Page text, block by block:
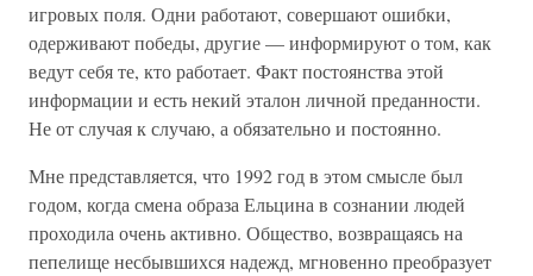
игровых поля. Одни работают, совершают ошибки,
одерживают победы, другие — информируют о том, как
ведут себя те, кто работает. Факт постоянства этой
информации и есть некий эталон личной преданности.
Не от случая к случаю, а обязательно и постоянно.
Мне представляется, что 1992 год в этом смысле был
годом, когда смена образа Ельцина в сознании людей
проходила очень активно. Общество, возвращаясь на
пепелище несбывшихся надежд, мгновенно преобразует